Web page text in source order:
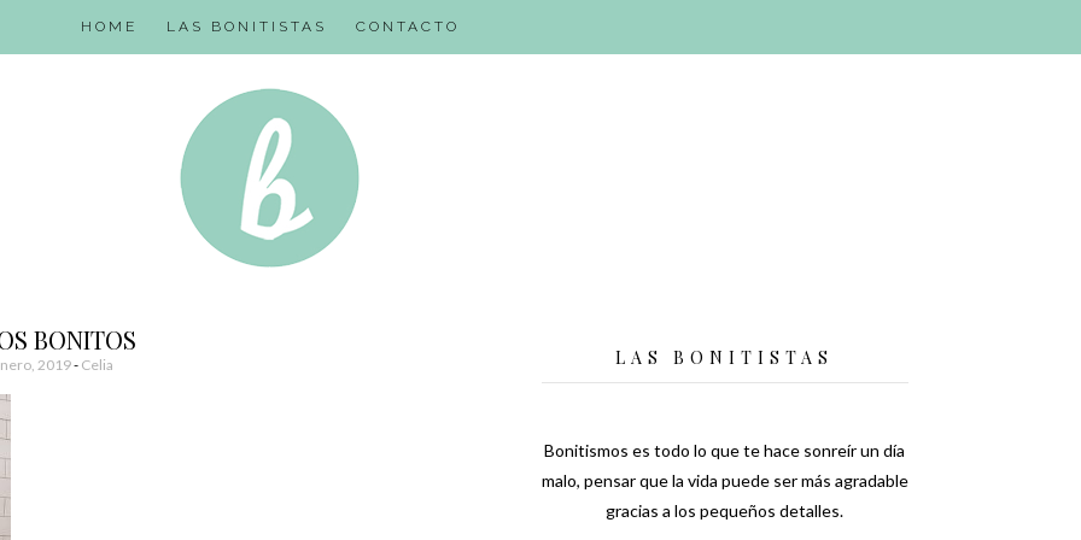
HOME LAS BONITISTAS CONTACTO
BONITOS
2019- Celia LAS BONITISTAS
Bonitismos es todo lo que te hace sonreír un día
malo, pensar que la vida puede ser más agradable
gracias a los pequeños detalles.